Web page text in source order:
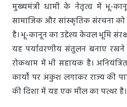
मुख्यमंत्री धामी के नेतृत्व में भू-
सामाजिक और सांस्कृतिक संरचना
है। भू-कानून का उद्देश्य केवल भूमि
यह पर्यावरणीय संतुलन बनाए
रोकथाम में भी सहायक है।
कार्यों पर अंकुश लगाकर राज्य की
की दिशा में यह एक मील का पत्थर है।